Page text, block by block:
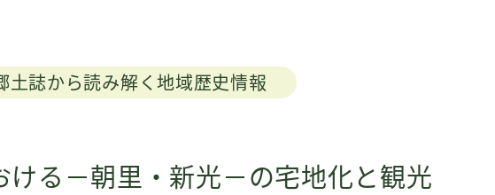
土誌から読み解く地域歴史情報
ける－朝里・新光－の宅地化と観光